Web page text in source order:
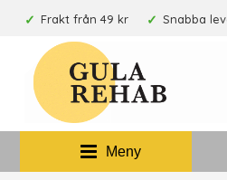
Frakt från 49 kr Snabba
Meny